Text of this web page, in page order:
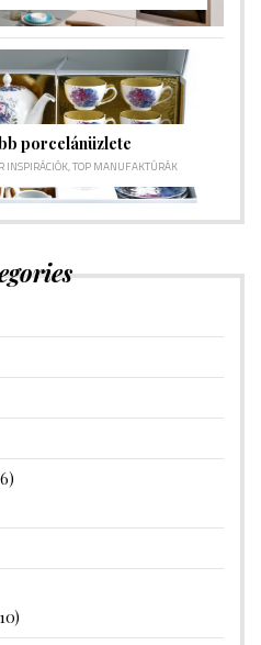
porcelánüzlete
INSPIRÁCIÓK,TOP MANUFAKTÚRÁK